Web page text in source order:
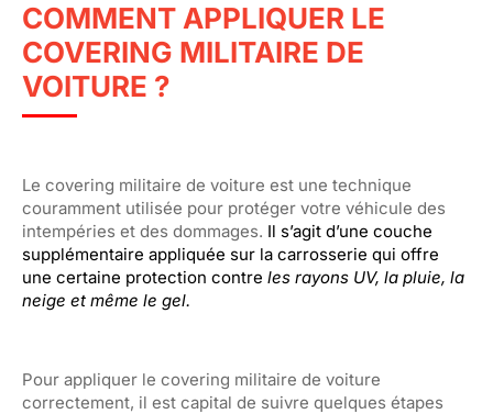
COMMENT APPLIQUER LE
COVERING MILITAIRE DE
VOITURE ?
Le covering militaire de voiture est une technique
couramment utilisée pour protéger votre véhicule des
intempéries et des dommages. Il s’agit d’une couche
supplémentaire appliquée sur la carrosserie qui offre
une certaine protection contre les rayons UV, la pluie, la
neige et même le gel.
Pour appliquer le covering militaire de voiture
correctement, il est capital de suivre quelques étapes